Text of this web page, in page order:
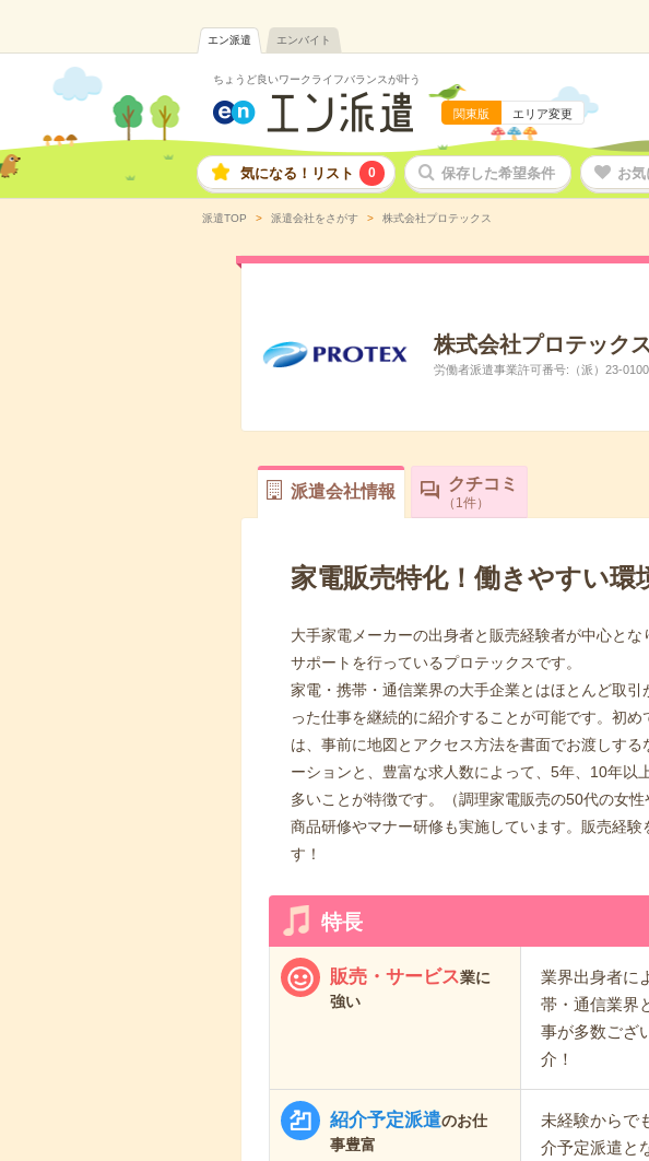
エン派遣 エンバイト
ちょうど良いワークライフバランスが叶う
関東版 エリア変更
気になる！リスト 0 保存した希望条件 お
派遣TOP 派遣会社をさがす 株式会社プロテックス
株式会社プロテックス
労働者派遣事業許可番号:（派）23-
派遣会社情報 クチコミ
1 件
家電販売特化！働きやすい
大手家電メーカーの出身者と販売経験者が中心と
サポートを行っているプロテックスです。
家電・携帯・通信業界の大手企業とはほとんど取
った仕事を継続的に紹介することが可能です。初
は、事前に地図とアクセス方法を書面でお渡しす
ーションと、豊富な求人数によって、5年、10年以
多いことが特徴です。（調理家電販売の50代の女性
商品研修やマナー研修も実施しています。販売経
す！
特長
販売・サービス業に
強い
業界出身者に
帯・通信業界
事が多数ござ
介！
紹介予定派遣のお仕
事豊富
未経験からで
介予定派遣と